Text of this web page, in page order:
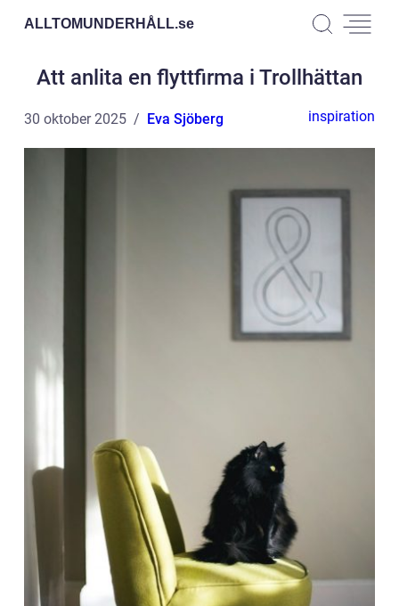
ALLTOMUNDERHÅLL.se
Att anlita en flyttfirma i Trollhättan
30 oktober 2025 Eva Sjöberg inspiration